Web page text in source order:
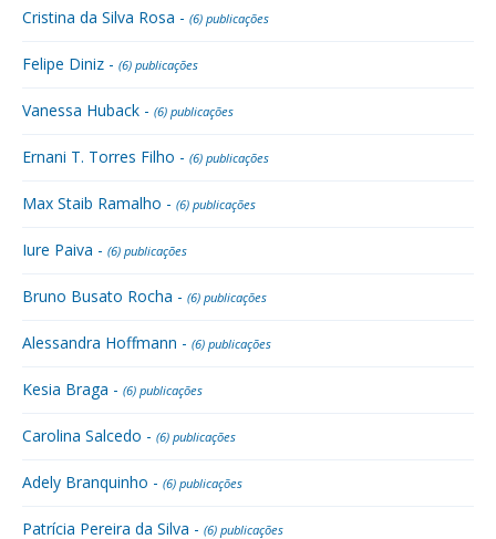
Cristina da Silva Rosa - (6) publicações
Felipe Diniz - (6) publicações
Vanessa Huback - (6) publicações
Ernani T. Torres Filho - (6) publicações
Max Staib Ramalho - (6) publicações
Iure Paiva - (6) publicações
Bruno Busato Rocha - (6) publicações
Alessandra Hoffmann - (6) publicações
Kesia Braga - (6) publicações
Carolina Salcedo - (6) publicações
Adely Branquinho - (6) publicações
Patrícia Pereira da Silva - (6) publicações